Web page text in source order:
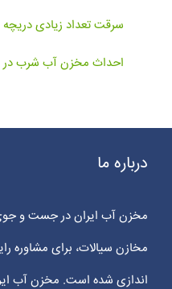
سرقت تعداد زیادی دریچه
احداث مخزن آب شرب در
درباره ما
مخزن آب ایران در جست و
مخازن سیالات، برای مشاوره
اندازی شده است. مخزن آب